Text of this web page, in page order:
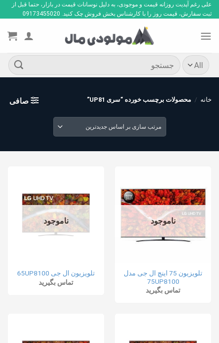
Skip
to
علی رغم آپدیت روزانه قیمت و موجودی، به دلیل نوسانات قیمت در بازار، حتما قبل از
ثبت سفارش، قیمت روز را با کارشناس بخش فروش چک کنید. 09173455020
جستجو
برای:
خانه / محصولات برچسب خورده “سری UP81” صافی
ناموجود
تلویزیون 75 اینچ ال جی مدل
75UP8100
تماس بگیرید
ناموجود
تلویزیون ال جی 65UP8100
تماس بگیرید